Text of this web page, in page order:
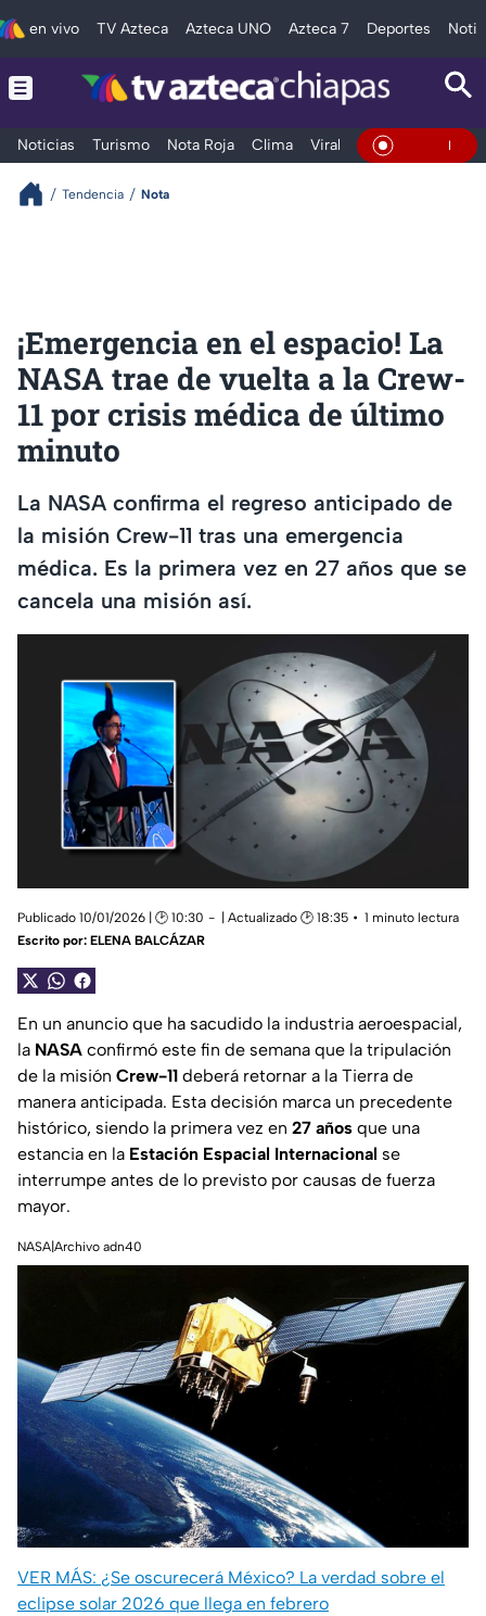
en vivo TV Azteca Azteca UNO Azteca 7 Deportes
Noticias Turismo Nota Roja Clima Viral y Tendencia En Vivo
Tendencia Nota
¡Emergencia en el espacio! La
NASA trae de vuelta a la Crew-
11 por crisis médica de último
minuto
La NASA confirma el regreso anticipado de
la misión Crew-11 tras una emergencia
médica. Es la primera vez en 27 años que se
cancela una misión así.
Publicado 10/01/2026 | 🕑 10:30 | Actualizado 🕑 18:35
1 minuto lectura
Escrito por: ELENA BALCÁZAR
En un anuncio que ha sacudido la industria aeroespacial,
la NASA confirmó este fin de semana que la tripulación
de la misión Crew-11 deberá retornar a la Tierra de
manera anticipada. Esta decisión marca un precedente
histórico, siendo la primera vez en 27 años que una
estancia en la Estación Espacial Internacional se
interrumpe antes de lo previsto por causas de fuerza
mayor.
NASA|Archivo adn40
VER MÁS: ¿Se oscurecerá México? La verdad sobre el
eclipse solar 2026 que llega en febrero